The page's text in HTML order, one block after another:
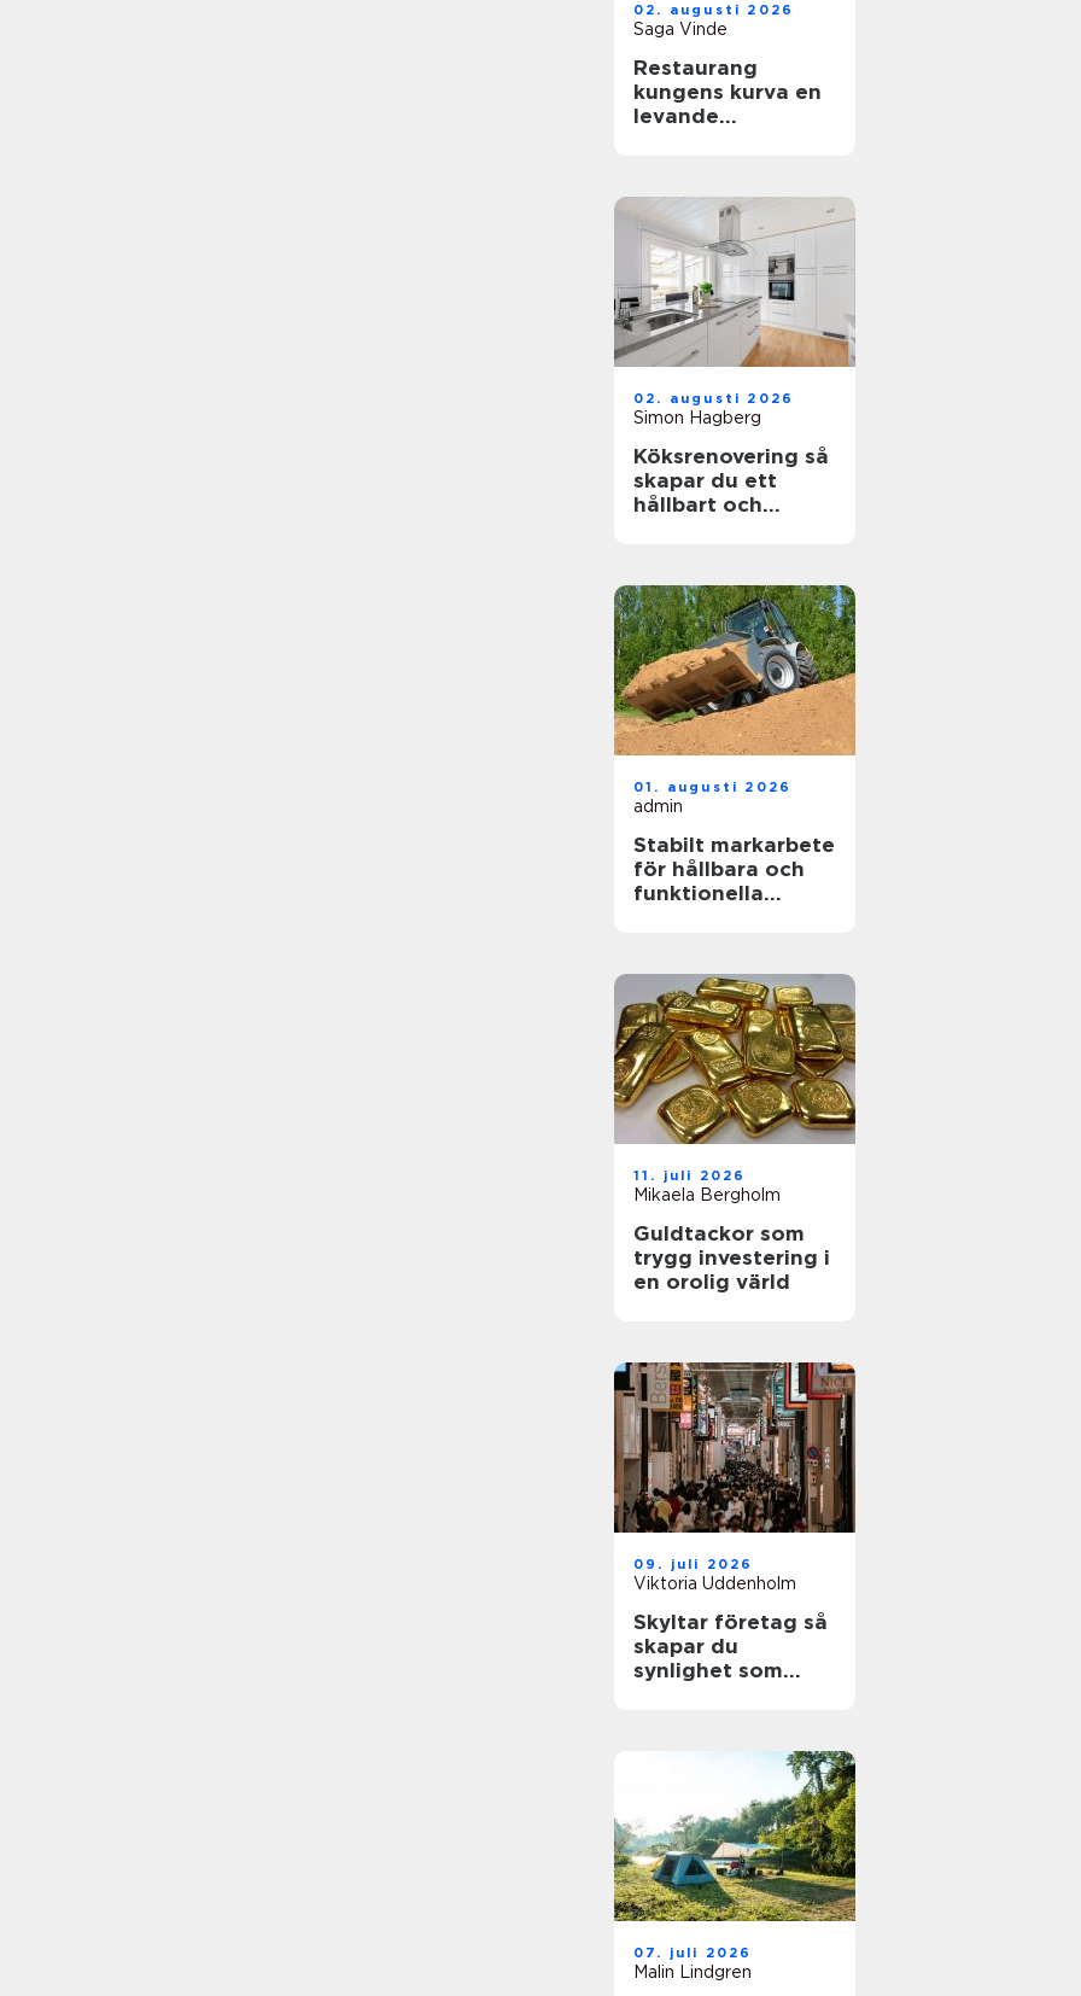
02. augusti 2026
Saga Vinde
Restaurang
kungens kurva en
levande
02. augusti 2026
Simon Hagberg
Köksrenovering så
skapar du ett
hållbart och
01. augusti 2026
admin
Stabilt markarbete
för hållbara och
funktionella
11. juli 2026
Mikaela Bergholm
Guldtackor som
trygg investering i
en orolig värld
09. juli 2026
Viktoria Uddenholm
Skyltar företag så
skapar du
synlighet som
07. juli 2026
Malin Lindgren